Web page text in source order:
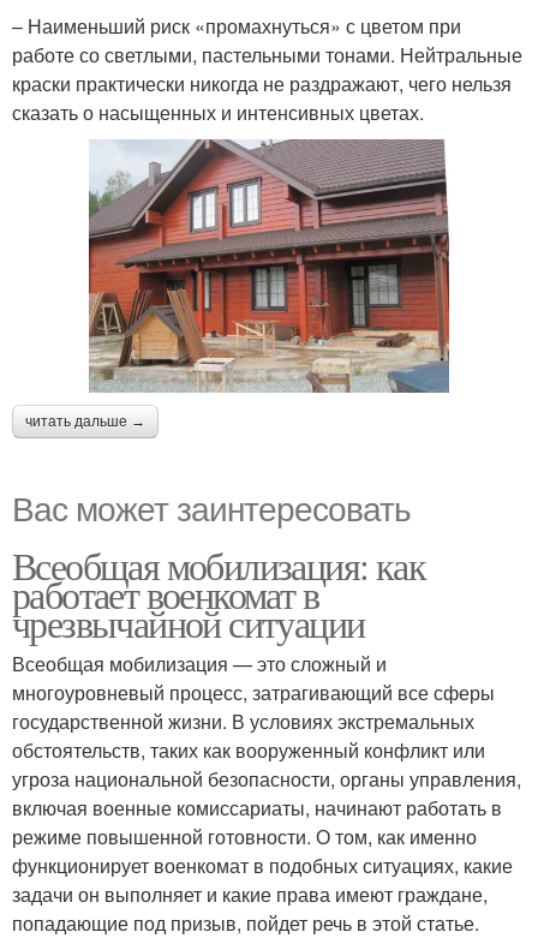
– Наименьший риск «промахнуться» с цветом при
работе со светлыми, пастельными тонами. Нейтральные
краски практически никогда не раздражают, чего нельзя
сказать о насыщенных и интенсивных цветах.
читать дальше →
Вас может заинтересовать
Всеобщая мобилизация: как
работает военкомат в
чрезвычайной ситуации
Всеобщая мобилизация — это сложный и
многоуровневый процесс, затрагивающий все сферы
государственной жизни. В условиях экстремальных
обстоятельств, таких как вооруженный конфликт или
угроза национальной безопасности, органы управления,
включая военные комиссариаты, начинают работать в
режиме повышенной готовности. О том, как именно
функционирует военкомат в подобных ситуациях, какие
задачи он выполняет и какие права имеют граждане,
попадающие под призыв, пойдет речь в этой статье.